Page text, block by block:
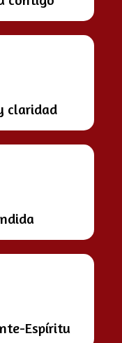
claridad
Espíritu